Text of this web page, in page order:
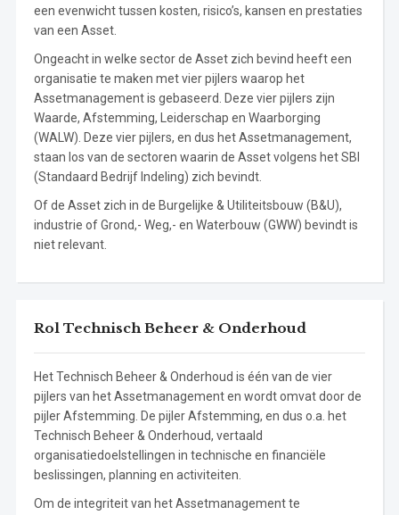
een evenwicht tussen kosten, risico’s, kansen en prestaties
van een Asset.
Ongeacht in welke sector de Asset zich bevind heeft een
organisatie te maken met vier pijlers waarop het
Assetmanagement is gebaseerd. Deze vier pijlers zijn
Waarde, Afstemming, Leiderschap en Waarborging
(WALW). Deze vier pijlers, en dus het Assetmanagement,
staan los van de sectoren waarin de Asset volgens het SBI
(Standaard Bedrijf Indeling) zich bevindt.
Of de Asset zich in de Burgelijke & Utiliteitsbouw (B&U),
industrie of Grond,- Weg,- en Waterbouw (GWW) bevindt is
niet relevant.
Rol Technisch Beheer & Onderhoud
Het Technisch Beheer & Onderhoud is één van de vier
pijlers van het Assetmanagement en wordt omvat door de
pijler Afstemming. De pijler Afstemming, en dus o.a. het
Technisch Beheer & Onderhoud, vertaald
organisatiedoelstellingen in technische en financiële
beslissingen, planning en activiteiten.
Om de integriteit van het Assetmanagement te